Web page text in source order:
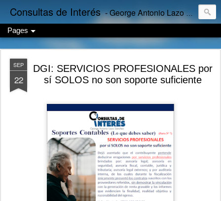
Consultas de Interés - George Antonio Lazo Sánchez
Pages
SEP
22
DGI: SERVICIOS PROFESIONALES por
sí SOLOS no son soporte suficiente